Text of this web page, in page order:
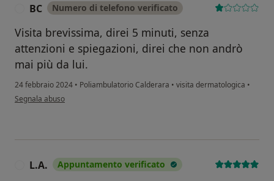
BC Numero di telefono verificato
Visita brevissima, direi 5 minuti, senza
attenzioni e spiegazioni, direi che non andrò
mai più da lui.
24 febbraio 2024 • Poliambulatorio Calderara • visita dermatologica •
secondo l'opinione dell'utente BC
Segnala abuso
L.A. Appuntamento verificato